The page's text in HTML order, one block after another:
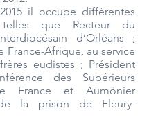
il occupe différentes
telles que Recteur du
d’Orléans ;
France-Afrique, au service
eudistes ; Président
des Supérieurs
France et Aumônier
la prison de Fleury-